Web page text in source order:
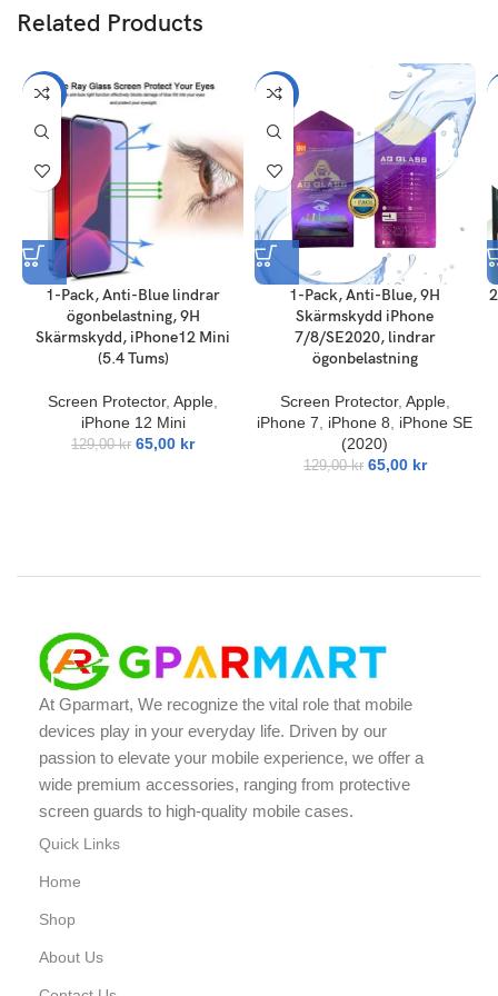
Sekretess mot spion och bra skärmkänslighet
Garanti:Skärmskydd garanteras 180 dagar
Related Products
-50%
1-Pack, Anti-Blue lindrar
ögonbelastning, 9H
Skärmskydd, iPhone12 Mini
(5.4 Tums)
Screen Protector, Apple
iPhone 12 Mini
129,00kr 65,00 kr
-50%
1-Pack, Anti-Blue, 9H
Skärmskydd iPhone
7/8/SE2020, lindrar
ögonbelastning
Screen Protector, Apple,
iPhone 7
iPhone 8
iPhone SE
(2020)
129,00kr 65,00 kr
At Gparmart, We recognize the vital role that mobile
devices play in your everyday life. Driven by our
passion to elevate your mobile experience, we offer a
wide premium accessories, ranging from protective
screen guards to high-quality mobile cases.
Quick Links
Home
Shop
About Us